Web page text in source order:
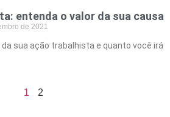
entenda o valor da sua causa
de 2021
da sua ação trabalhista e quanto você irá
1 2